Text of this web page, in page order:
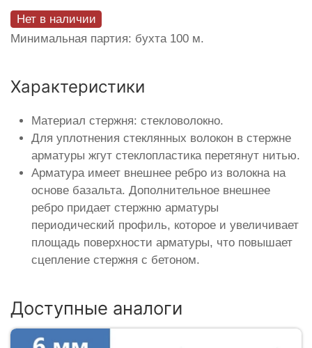
Нет в наличии
Минимальная партия: бухта 100 м.
Характеристики
Материал стержня: стекловолокно.
Для уплотнения стеклянных волокон в стержне
арматуры жгут стеклопластика перетянут нитью.
Арматура имеет внешнее ребро из волокна на
основе базальта. Дополнительное внешнее
ребро придает стержню арматуры
периодический профиль, которое и увеличивает
площадь поверхности арматуры, что повышает
сцепление стержня с бетоном.
Доступные аналоги